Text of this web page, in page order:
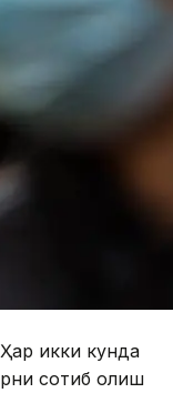
икки кунда
сотиб олиш